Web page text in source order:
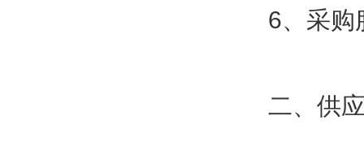
6、采购
二、供